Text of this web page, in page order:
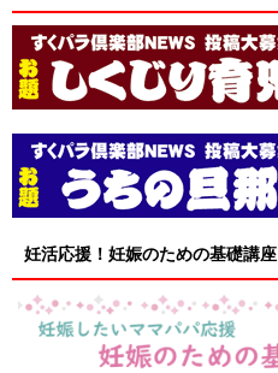
妊活応援！妊娠のための基礎講座